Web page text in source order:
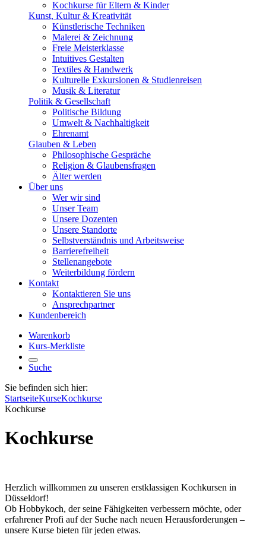
Kochkurse für Eltern & Kinder
Kunst, Kultur & Kreativität
Künstlerische Techniken
Malerei & Zeichnung
Freie Meisterklasse
Intuitives Gestalten
Textiles & Handwerk
Kulturelle Exkursionen & Studienreisen
Musik & Literatur
Politik & Gesellschaft
Politische Bildung
Umwelt & Nachhaltigkeit
Ehrenamt
Glauben & Leben
Philosophische Gespräche
Religion & Glaubensfragen
Älter werden
Über uns
Wer wir sind
Unser Team
Unsere Dozenten
Unsere Standorte
Selbstverständnis und Arbeitsweise
Barrierefreiheit
Stellenangebote
Weiterbildung fördern
Kontakt
Kontaktieren Sie uns
Ansprechpartner
Kundenbereich
Warenkorb
Kurs-Merkliste
Suche
Sie befinden sich hier:
StartseiteKurseKochkurse
Kochkurse
Kochkurse
Herzlich willkommen zu unseren erstklassigen Kochkursen in
Düsseldorf!
Ob Hobbykoch, der seine Fähigkeiten verbessern möchte, oder
erfahrener Profi auf der Suche nach neuen Herausforderungen –
unsere Kurse bieten für jeden etwas.